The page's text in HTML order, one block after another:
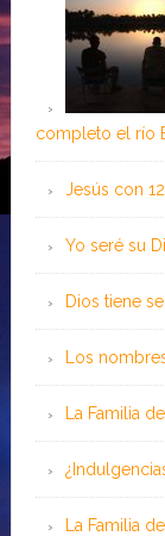
completo el río
Jesús con
Yo seré su
Dios tiene
Los
La Familia
La Familia